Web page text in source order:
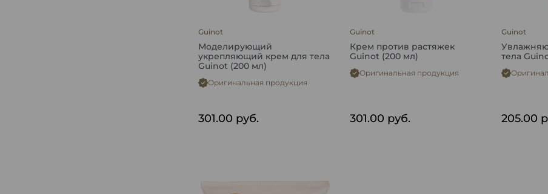
Guinot
Моделирующий
укрепляющий крем для тела
Guinot (200 мл)
Оригинальная продукция
301.00 руб.
Guinot
Крем против растяжек
Guinot (200 мл)
Оригинальная продукция
301.00 руб.
Guinot
тела
205.00